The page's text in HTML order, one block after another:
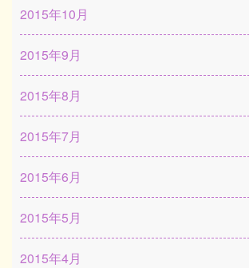
2015年10月
2015年9月
2015年8月
2015年7月
2015年6月
2015年5月
2015年4月